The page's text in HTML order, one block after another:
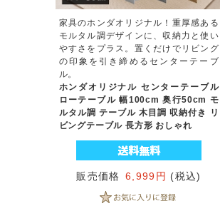
家具のホンダオリジナル！重厚感ある
モルタル調デザインに、収納力と使い
やすさをプラス。置くだけでリビング
の印象を引き締めるセンターテーブ
ル。
ホンダオリジナル センターテーブル
ローテーブル 幅100cm 奥行50cm モ
ルタル調 テーブル 木目調 収納付き リ
ビングテーブル 長方形 おしゃれ
販売価格 6,999円 (税込)